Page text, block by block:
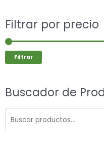
Filtrar por precio
Filtrar
Buscador de
Buscar